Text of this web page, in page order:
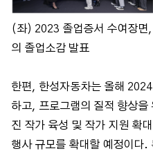
(좌) 2023 졸업증서 수여장
의 졸업소감 발표
한편, 한성자동차는 올해
하고, 프로그램의 질적 향상
진 작가 육성 및 작가 지원 확
행사 규모를 확대할 예정이다.